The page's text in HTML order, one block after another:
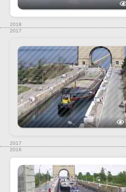
2018
2017
2017
2016